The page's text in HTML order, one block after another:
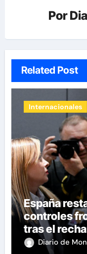
Por
Related Post
Internacionales
España
controles
tras el
lasDiario de